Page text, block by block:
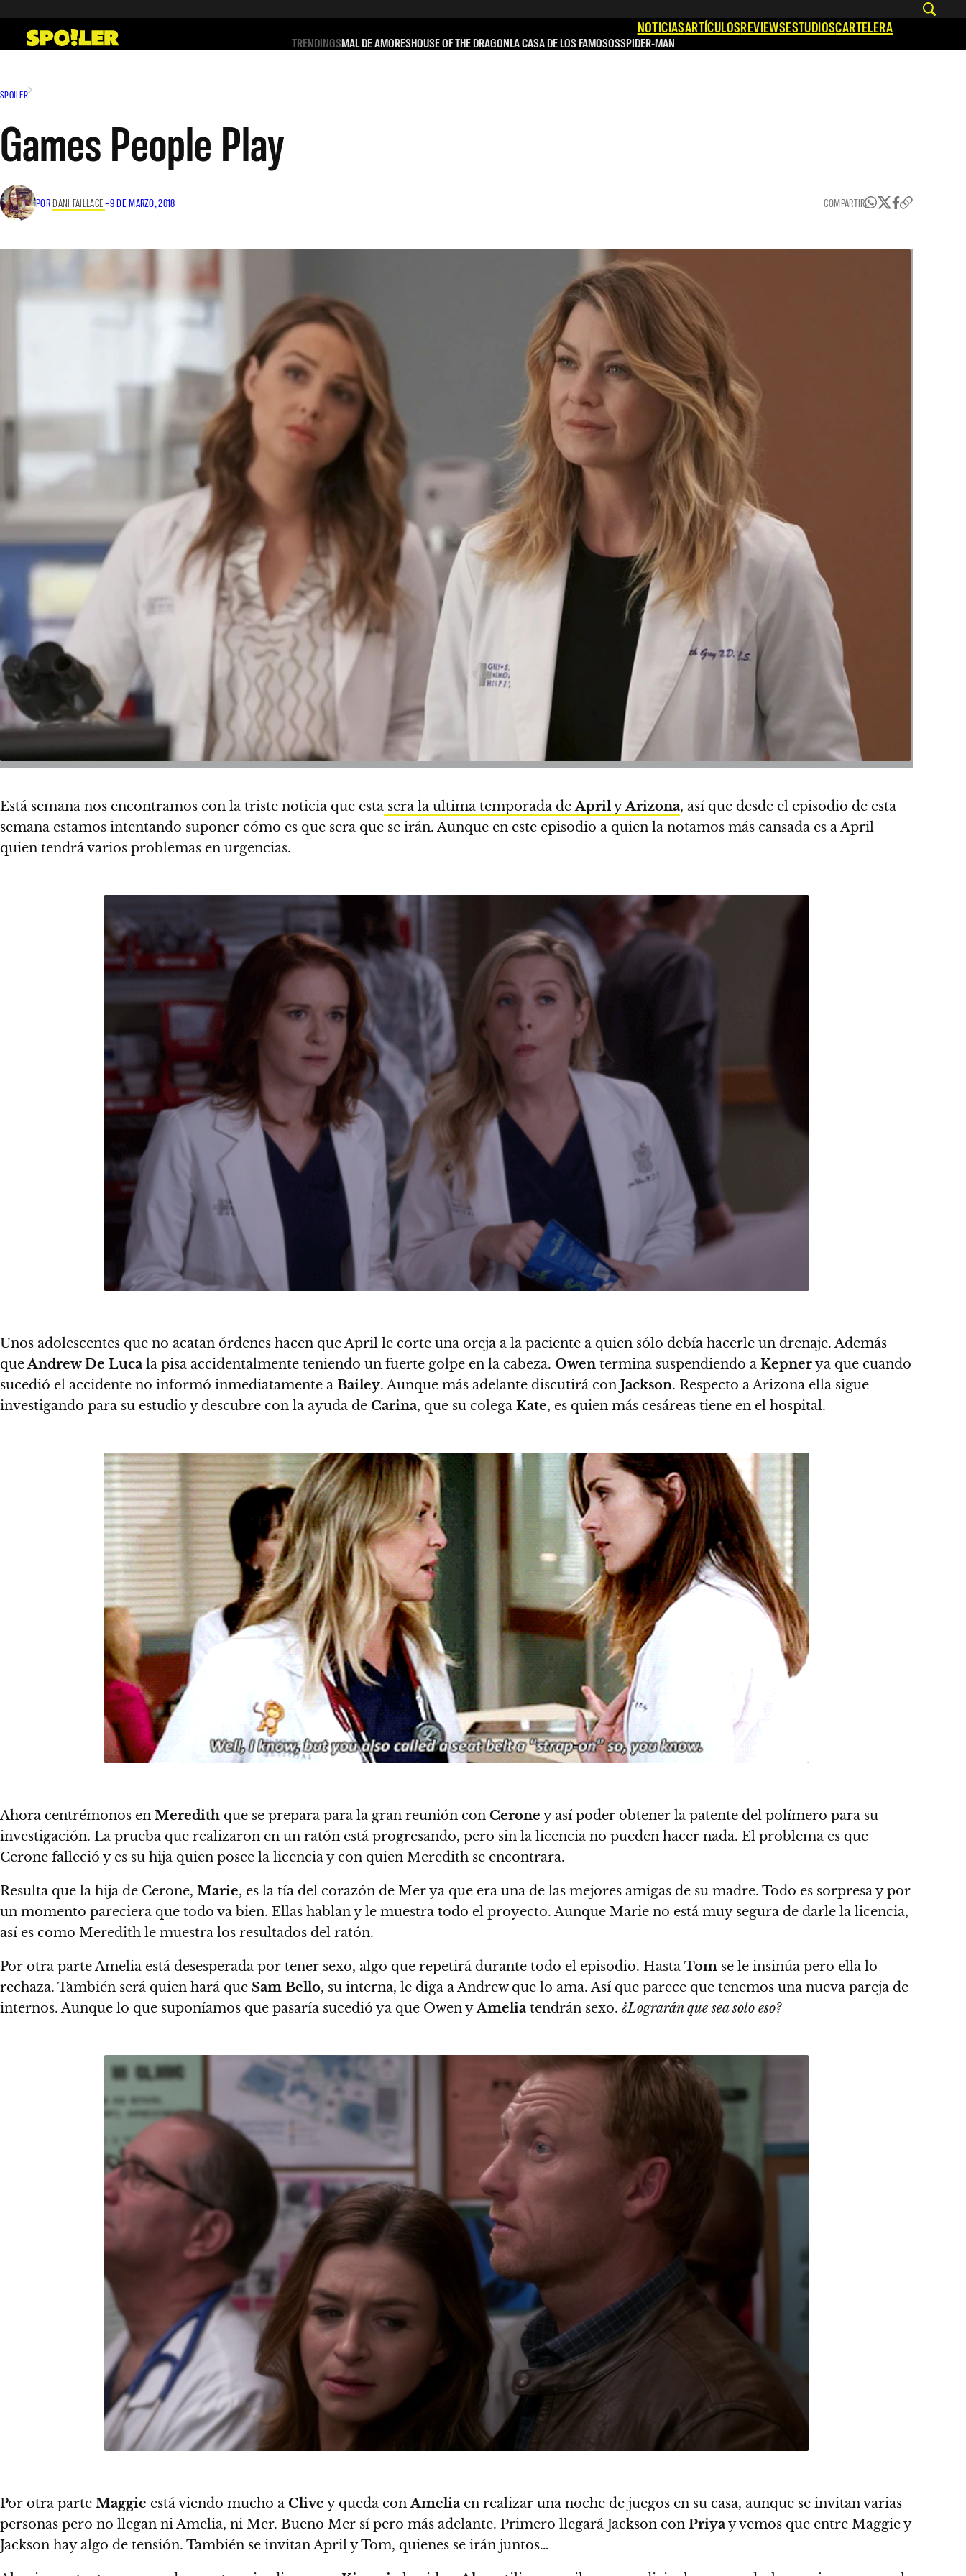
contenido
NOTICIASARTÍCULOSREVIEWSESTUDIOSCARTELERA
TRENDINGSMAL DE AMORESHOUSE OF THE DRAGONLA CASA DE LOS FAMOSOSSPIDER-MAN
SPOILER
Games People Play
POR DANI FAILLACE–9 DE MARZO, 2018 COMPARTIR
Está semana nos encontramos con la triste noticia que esta sera la ultima temporada deAprilyArizona, así que desde el episodio de esta
semana estamos intentando suponer cómo es que sera que se irán. Aunque en este episodio a quien la notamos más cansada es a April
quien tendrá varios problemas en urgencias.
Unos adolescentes que no acatan órdenes hacen que April le corte una oreja a la paciente a quien sólo debía hacerle un drenaje. Además
queAndrew De Luca la pisa accidentalmente teniendo un fuerte golpe en la cabeza. Owen termina suspendiendo a Kepnerya que cuando
sucedió el accidente no informó inmediatamente a Bailey. Aunque más adelante discutirá con Jackson. Respecto a Arizona ella sigue
investigando para su estudio y descubre con la ayuda de Carina, que su colega Kate, es quien más cesáreas tiene en el hospital.
Ahora centrémonos en Meredith que se prepara para la gran reunión con Cerone y así poder obtener la patente del polímero para su
investigación. La prueba que realizaron en un ratón está progresando, pero sin la licencia no pueden hacer nada. El problema es que
Cerone falleció y es su hija quien posee la licencia y con quien Meredith se encontrara.
Resulta que la hija de Cerone, Marie, es la tía del corazón de Mer ya que era una de las mejores amigas de su madre. Todo es sorpresa y por
un momento pareciera que todo va bien. Ellas hablan y le muestra todo el proyecto. Aunque Marie no está muy segura de darle la licencia,
así es como Meredith le muestra los resultados del ratón.
Por otra parte Amelia está desesperada por tener sexo, algo que repetirá durante todo el episodio. Hasta Tom se le insinúa pero ella lo
rechaza. También será quien hará que Sam Bello, su interna, le diga a Andrew que lo ama. Así que parece que tenemos una nueva pareja de
internos. Aunque lo que suponíamos que pasaría sucedió ya que Owen yAmelia tendrán sexo. ¿Lograrán que sea solo eso?
Por otra parte Maggie está viendo mucho a Clive y queda conAmelia en realizar una noche de juegos en su casa, aunque se invitan varias
personas pero no llegan ni Amelia, ni Mer. Bueno Mer sí pero más adelante. Primero llegará Jackson con Priyay vemos que entre Maggie y
Jackson hay algo de tensión. También se invitan April y Tom, quienes se irán juntos…